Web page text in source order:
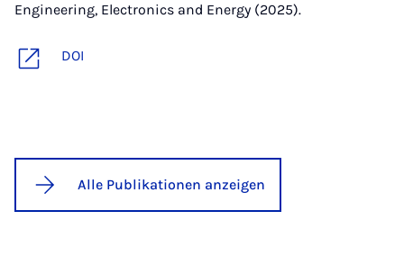
Engineering, Electronics and Energy (2025).
DOI
Alle Publikationen anzeigen